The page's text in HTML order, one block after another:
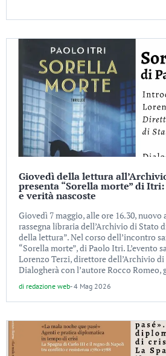
Giovedì della lettura
presenta “Sorella morte” di
e verità nascoste
Giovedì 7 maggio, alle ore 16.30,
rassegna libraria dell’Archivio di Stato
della lettura”. Nel corso dell’incontro
“Sorella morte”, di Paolo Itri. L’evento
Lorenzo Terzi, direttore dell’Archivio
Dialogherà con l’autore Rocco Romeo,
di redazione web-4 Mag 2026